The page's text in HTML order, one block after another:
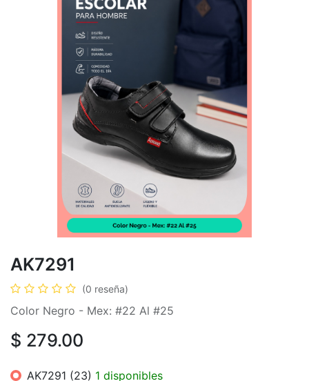
AK7291
(0 reseña)
Color Negro - Mex: #22 Al #25
$ 279.00
AK7291 (23) 1 disponibles